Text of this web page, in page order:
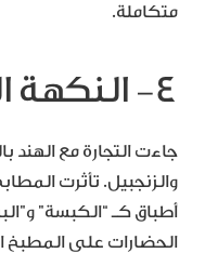
متكاملة.
٤- النكهة الهندية
جاءت التجارة مع الهند
والزنجبيل. تأثرت
أطباق كـ “الكبسة”
الحضارات على المطبخ